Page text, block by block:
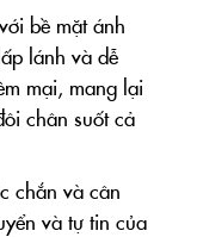
bề mặt ánh
lánh và dễ
mại, mang lại
chân suốt cả
chắn và cân
và tự tin của